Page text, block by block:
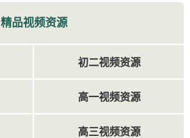
精品视频资源
初二视频资源
高一视频资源
高三视频资源